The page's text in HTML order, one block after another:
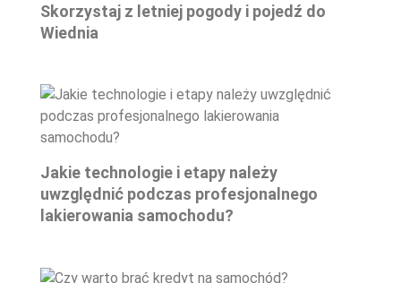
Skorzystaj z letniej pogody i pojedź do
Wiednia
Jakie technologie i etapy należy
uwzględnić podczas profesjonalnego
lakierowania samochodu?